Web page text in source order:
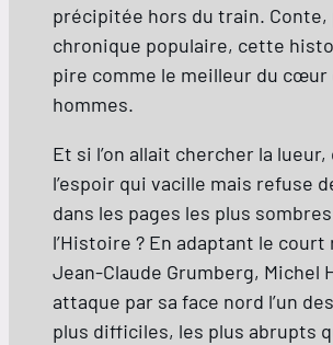
précipitée hors du train. Conte,
chronique populaire, cette
pire comme le meilleur du cœur
hommes.
Et si l’on allait chercher la lueur,
l’espoir qui vacille mais refuse
dans les pages les plus
l’Histoire ? En adaptant le court
Jean-Claude Grumberg, Michel
attaque par sa face nord l’un
plus difficiles, les plus abrupts